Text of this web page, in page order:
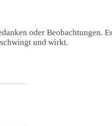
oder Beobachtungen.
und wirkt.